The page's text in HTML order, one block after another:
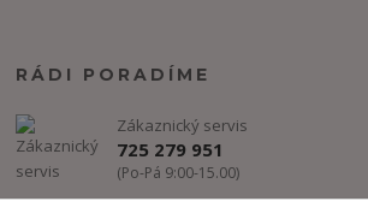
RÁDI PORADÍME
Zákaznický servis
725 279 951
(Po-Pá 9:00-15.00)